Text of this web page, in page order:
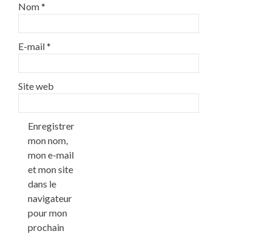
Nom*
E-mail*
Site web
Enregistrer
mon nom,
mon e-mail
et mon site
dans le
navigateur
pour mon
prochain